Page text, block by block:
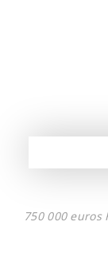
750 000 euros